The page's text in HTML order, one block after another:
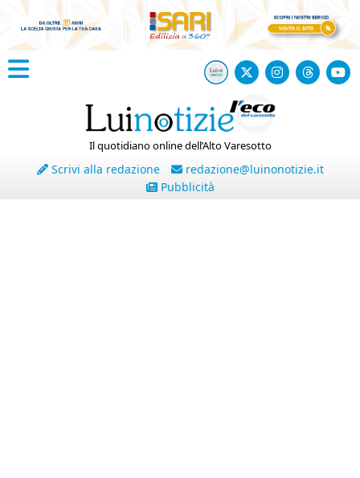
Il quotidiano online dell’Alto Varesotto
Scrivi alla redazione
redazione@luinonotizie.it
Pubblicità